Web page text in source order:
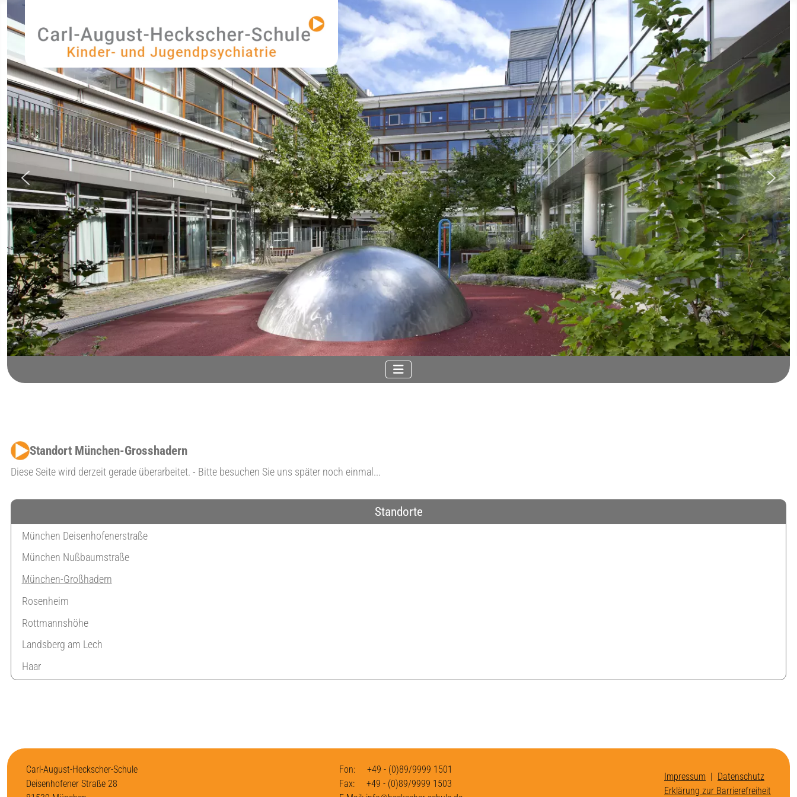
Standorte
München Deisenhofenerstraße
München Nußbaumstraße
München-Großhadern
Rosenheim
Rottmannshöhe
Landsberg am Lech
Haar
Standort München-Grosshadern
Diese Seite wird derzeit gerade überarbeitet. - Bitte besuchen Sie uns später noch einmal...
Carl-August-Heckscher-Schule
Deisenhofener Straße 28
Fon: +49 - (0)89/9999 1501
Fax: +49 - (0)89/9999 1503
Impressum | Datenschutz
Erklärung zur Barrierefreiheit